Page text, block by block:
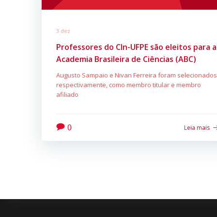
3 dez
Professores do CIn-UFPE são eleitos para a
Academia Brasileira de Ciências (ABC)
Augusto Sampaio e Nivan Ferreira foram
respectivamente, como membro titular e membro
afiliado
0 Leia mais